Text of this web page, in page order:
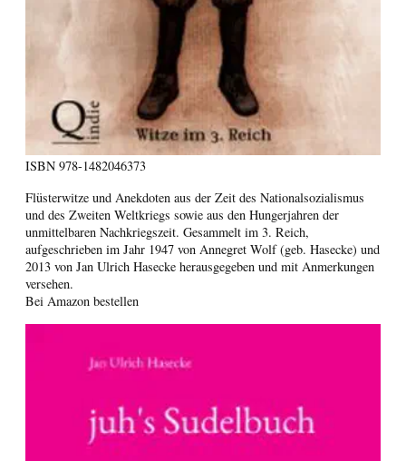
ISBN 978-1482046373
Flüsterwitze und Anekdoten aus der Zeit des Nationalsozialismus
und des Zweiten Weltkriegs sowie aus den Hungerjahren der
unmittelbaren Nachkriegszeit. Gesammelt im 3. Reich,
aufgeschrieben im Jahr 1947 von Annegret Wolf (geb. Hasecke) und
2013 von Jan Ulrich Hasecke herausgegeben und mit Anmerkungen
versehen.
Bei Amazon bestellen